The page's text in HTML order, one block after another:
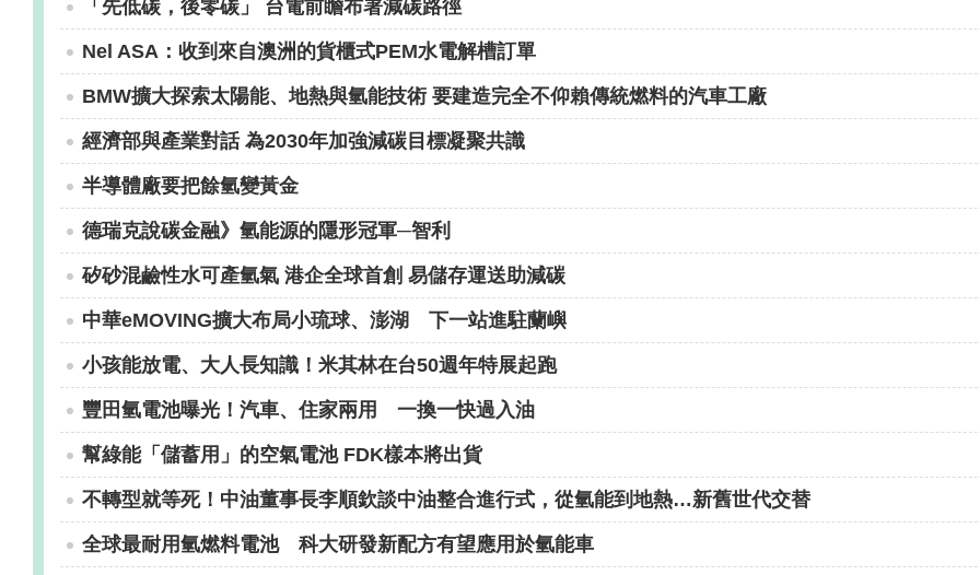
「先低碳，後零碳」 台電前瞻布署減碳路徑
Nel ASA：收到來自澳洲的貨櫃式PEM水電解槽訂單
BMW擴大探索太陽能、地熱與氫能技術 要建造完全不仰賴傳統燃料的汽車工廠
經濟部與產業對話 為2030年加強減碳目標凝聚共識
半導體廠要把餘氫變黃金
德瑞克說碳金融》氫能源的隱形冠軍─智利
矽砂混鹼性水可產氫氣 港企全球首創 易儲存運送助減碳
中華eMOVING擴大布局小琉球、澎湖 下一站進駐蘭嶼
小孩能放電、大人長知識！米其林在台50週年特展起跑
豐田氫電池曝光！汽車、住家兩用 一換一快過入油
幫綠能「儲蓄用」的空氣電池 FDK樣本將出貨
不轉型就等死！中油董事長李順欽談中油整合進行式，從氫能到地熱…新舊世代交替
全球最耐用氫燃料電池 科大研發新配方有望應用於氫能車